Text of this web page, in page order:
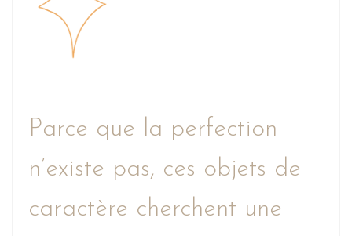
Parce que la perfection
n’existe pas, ces objets de
caractère cherchent une